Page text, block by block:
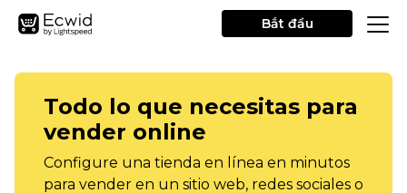
Bắt đầu
Todo lo que necesitas para
vender online
Configure una tienda en línea en minutos
para vender en un sitio web, redes sociales o